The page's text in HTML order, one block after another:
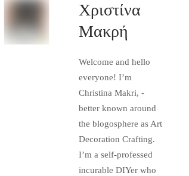
Χριστίνα
Μακρή
Welcome and hello
everyone! I’m
Christina Makri, -
better known around
the blogosphere as Art
Decoration Crafting.
I’m a self-professed
incurable DIYer who